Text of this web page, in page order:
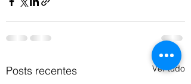
Posts recentes Ver tudo